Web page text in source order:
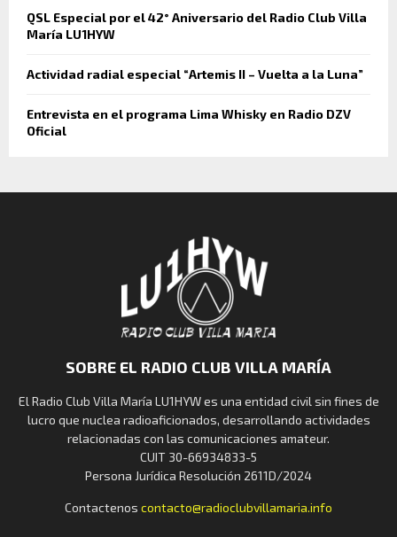
QSL Especial por el 42° Aniversario del Radio Club Villa
María LU1HYW
Actividad radial especial “Artemis II – Vuelta a la Luna”
Entrevista en el programa Lima Whisky en Radio DZV
Oficial
SOBRE EL RADIO CLUB VILLA MARÍA
El Radio Club Villa María LU1HYW es una entidad civil sin fines de
lucro que nuclea radioaficionados, desarrollando actividades
relacionadas con las comunicaciones amateur.
CUIT 30-66934833-5
Persona Jurídica Resolución 2611D/2024
Contactenos contacto@radioclubvillamaria.info